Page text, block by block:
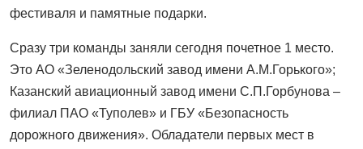
фестиваля и памятные подарки.
Сразу три команды заняли сегодня почетное 1 место.
Это АО «Зеленодольский завод имени А.М.Горького»;
Казанский авиационный завод имени С.П.Горбунова –
филиал ПАО «Туполев» и ГБУ «Безопасность
дорожного движения». Обладатели первых мест в